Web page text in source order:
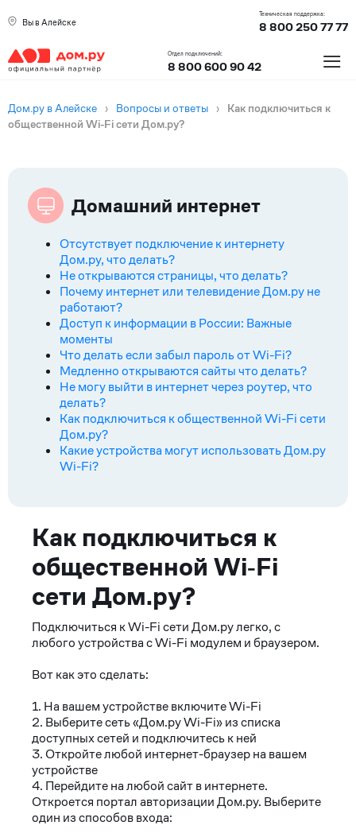
Вы в Алейске
Техническая поддержка:
8 800 250 77 77
Отдел подключений:
8 800 600 90 42 ≡
Дом.ру в Алейске › Вопросы и ответы ›
Как подключиться к
общественной Wi-Fi сети Дом.ру?
Домашний интернет
Отсутствует подключение к интернету
Дом.ру, что делать?
Не открываются страницы, что делать?
Почему интернет или телевидение Дом.ру не
работают?
Доступ к информации в России: Важные
моменты
Что делать если забыл пароль от Wi-Fi?
Медленно открываются сайты что делать?
Не могу выйти в интернет через роутер, что
делать?
Как подключиться к общественной Wi-Fi сети
Дом.ру?
Какие устройства могут использовать Дом.ру
Wi-Fi?
Как подключиться к
общественной Wi‑Fi
сети Дом.ру?
Ответ
Подключиться к Wi-Fi сети Дом.ру легко, с
любого устройства с Wi-Fi модулем и браузером.
Вот как это сделать:
1. На вашем устройстве включите Wi-Fi
2. Выберите сеть «Дом.ру Wi-Fi» из списка
доступных сетей и подключитесь к ней
3. Откройте любой интернет-браузер на вашем
устройстве
4. Перейдите на любой сайт в интернете.
Откроется портал авторизации Дом.ру. Выберите
один из способов входа: